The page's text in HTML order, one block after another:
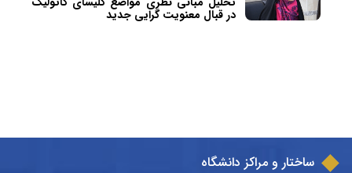
در قبال معنویت گرایی جدید
ساختار و مراکز دانشگاه